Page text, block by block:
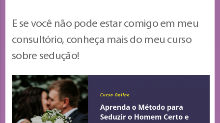
E se você não pode estar comigo em meu
consultório, conheça mais do meu curso
sobre sedução!